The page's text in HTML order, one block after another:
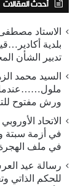
أحدث المقالات
الاستاد
بلدية
تدبير الشأن
السيد محمد
ملول……عندما
ورش مفتوح
الاتحاد
في أزمة سبتة
في ملف
رسالة عيد
للحكم الذاتي